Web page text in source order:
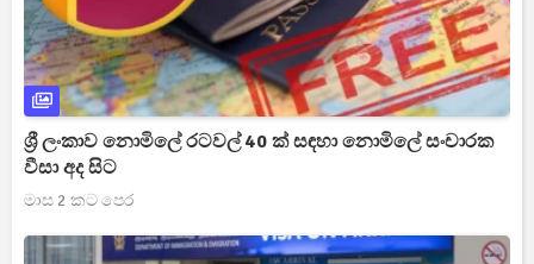
ශ්‍රී ලංකාව නොමිලේ රටවල් 40 ක් සඳහා නොමිලේ සංචාරක
වීසා අද සිට
මාස 2 කට පෙර